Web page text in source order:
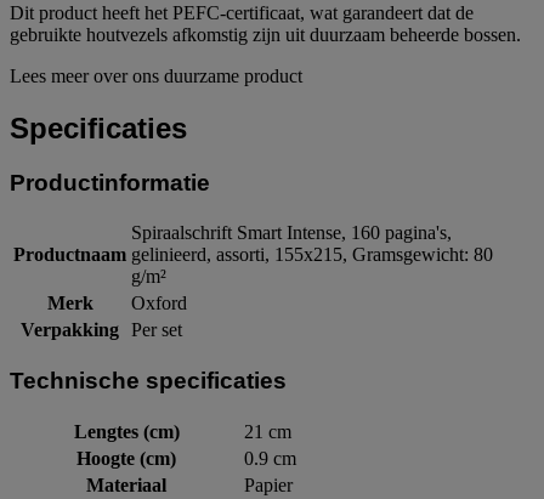
Dit product heeft het PEFC-certificaat, wat garandeert dat de
gebruikte houtvezels afkomstig zijn uit duurzaam beheerde bossen.
Lees meer over ons duurzame product
Specificaties
Productinformatie
Productnaam
Spiraalschrift Smart Intense, 160 pagina's,
gelinieerd, assorti, 155x215, Gramsgewicht: 80
g/m²
Merk
Oxford
Verpakking Per set
Technische specificaties
Lengtes (cm)
21 cm
Hoogte (cm)
0.9 cm
Materiaal
Papier